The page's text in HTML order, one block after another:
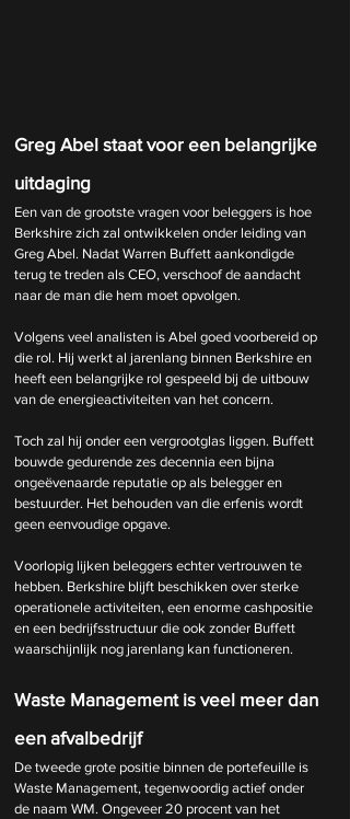
Greg Abel staat voor een belangrijke
uitdaging
Een van de grootste vragen voor beleggers is hoe
Berkshire zich zal ontwikkelen onder leiding van
Greg Abel. Nadat Warren Buffett aankondigde
terug te treden als CEO, verschoof de aandacht
naar de man die hem moet opvolgen.
Volgens veel analisten is Abel goed voorbereid op
die rol. Hij werkt al jarenlang binnen Berkshire en
heeft een belangrijke rol gespeeld bij de uitbouw
van de energieactiviteiten van het concern.
Toch zal hij onder een vergrootglas liggen. Buffett
bouwde gedurende zes decennia een bijna
ongeëvenaarde reputatie op als belegger en
bestuurder. Het behouden van die erfenis wordt
geen eenvoudige opgave.
Voorlopig lijken beleggers echter vertrouwen te
hebben. Berkshire blijft beschikken over sterke
operationele activiteiten, een enorme cashpositie
en een bedrijfsstructuur die ook zonder Buffett
waarschijnlijk nog jarenlang kan functioneren.
Waste Management is veel meer dan
een afvalbedrijf
De tweede grote positie binnen de portefeuille is
Waste Management, tegenwoordig actief onder
de naam WM. Ongeveer 20 procent van het